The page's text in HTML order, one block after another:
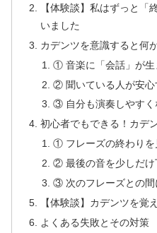
【体験談】私はずっと「
いました
カデンツを意識すると何
① 音楽に「会話」が生
② 聞いている人が安心
③ 自分も演奏しやすく
初心者でもできる！カデ
① フレーズの終わりを
② 最後の音を少しだけ
③ 次のフレーズとの間
【体験談】カデンツを覚
よくある失敗とその対策